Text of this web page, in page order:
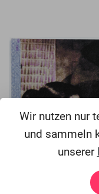
Wir nutzen nur
und sammeln
unserer